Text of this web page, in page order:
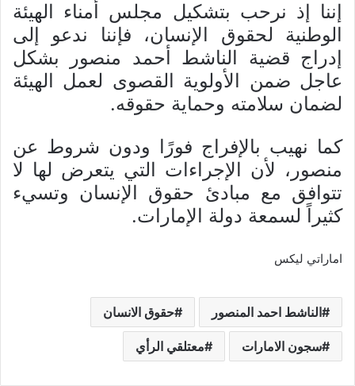
إننا إذ نرحب بتشكيل مجلس أمناء الهيئة
الوطنية لحقوق الإنسان، فإننا ندعو إلى
إدراج قضية الناشط أحمد منصور بشكل
عاجل ضمن الأولوية القصوى لعمل الهيئة
لضمان سلامته وحماية حقوقه.
كما نهيب بالإفراج فورًا ودون شروط عن
منصور، لأن الإجراءات التي يتعرض لها لا
تتوافق مع مبادئ حقوق الإنسان وتسيء
كثيراً لسمعة دولة الإمارات.
اماراتي ليكس
الناشط احمد المنصور حقوق الانسان
سجون الامارات معتلقي الرأي